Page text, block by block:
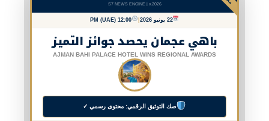
S7 NEWS ENGINE | v.2026
22 يونيو 2026 12:00 PM (UAE)
باهي عجمان يحصد جوائز التميز
AJMAN BAHI PALACE HOTEL WINS REGIONAL AWARDS
صك التوثيق الرقمي: محتوى رسمي ✓